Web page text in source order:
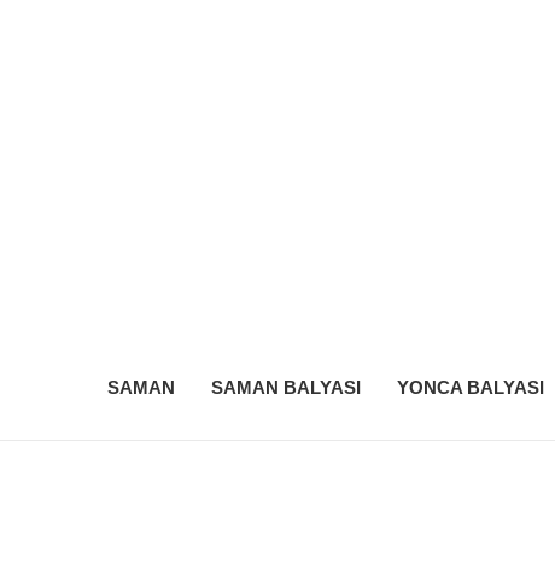
SAMAN SAMAN BALYASI YONCA BALYASI